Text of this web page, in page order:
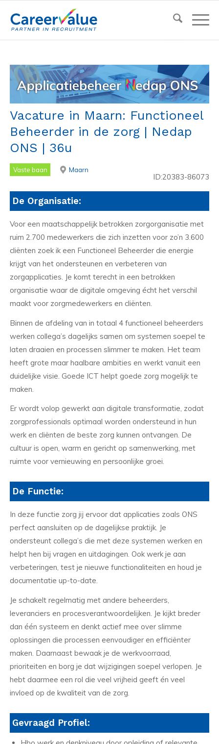
Vacature in Maarn: Functioneel
Beheerder in de zorg | Nedap
ONS | 36u
Vaste baan Maarn
ID:20383-86073
De Organisatie:
Voor een maatschappelijk betrokken zorgorganisatie met
ruim 2.700 medewerkers die zich inzetten voor zo’n 3.600
cliënten zoek ik een Functioneel Beheerder die energie
krijgt van het ondersteunen en verbeteren van
zorgapplicaties. Je komt terecht in een betrokken
organisatie waar de digitale omgeving écht het verschil
maakt voor zorgmedewerkers en cliënten.
Binnen de afdeling van in totaal 4 functioneel beheerders
werken collega’s dagelijks samen om systemen soepel te
laten draaien en processen slimmer te maken. Het team
heeft grote maar haalbare ambities en werkt vanuit een
duidelijke visie. Goede ICT helpt goede zorg mogelijk te
maken.
Er wordt volop gewerkt aan digitale transformatie, zodat
zorgprofessionals optimaal worden ondersteund in hun
werk en cliënten de beste zorg kunnen ontvangen. De
cultuur is open, warm en gericht op samenwerking, met
ruimte voor vernieuwing en persoonlijke groei.
De Functie:
In deze functie zorg jij ervoor dat applicaties zoals ONS
perfect aansluiten op de dagelijkse praktijk. Je
ondersteunt collega’s die met deze systemen werken en
helpt hen bij vragen en uitdagingen. Ook werk je aan
verbeteringen, test je nieuwe functionaliteiten en houd je
documentatie up-to-date.
Je schakelt regelmatig met andere beheerders,
leveranciers en procesverantwoordelijken. Je kijkt breder
dan één systeem en denkt actief mee over slimme
oplossingen die processen eenvoudiger en efficiënter
maken. Daarnaast bewaak je de werkvoorraad,
prioriteiten en borg je dat wijzigingen soepel verlopen. Je
hebt daarmee een rol die veel vrijheid geeft én veel
invloed op de kwaliteit van de zorg.
Gevraagd Profiel: